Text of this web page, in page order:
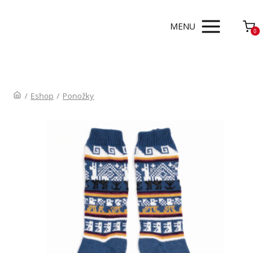
MENU 0
/ Eshop / Ponožky